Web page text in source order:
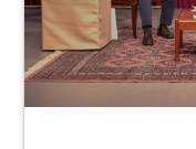
Centro